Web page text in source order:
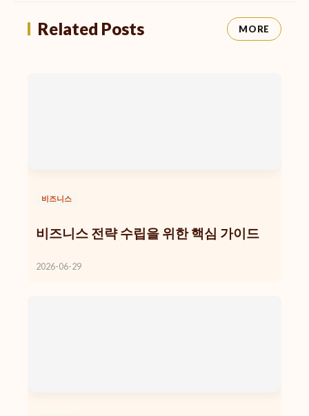
Related Posts MORE
비즈니스
비즈니스 전략 수립을 위한 핵심 가이드
2026-06-29